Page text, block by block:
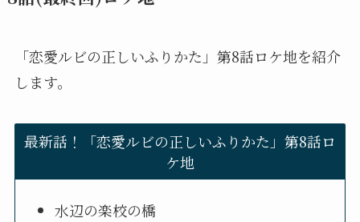
「恋愛ルビの正しいふりかた」第8話ロケ地を紹介
します。
最新話！「恋愛ルビの正しいふりかた」第8話ロ
ケ地
水辺の楽校の橋